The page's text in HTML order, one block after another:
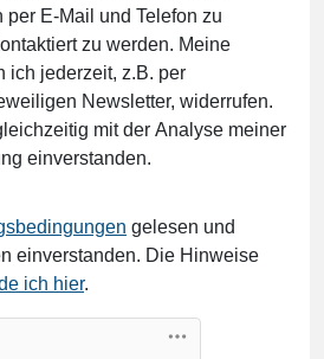
per E-Mail und Telefon zu
zu werden. Meine
ich jederzeit, z.B. per
Newsletter, widerrufen.
mit der Analyse meiner
einverstanden.
gelesen und
einverstanden. Die Hinweise
ich hier.